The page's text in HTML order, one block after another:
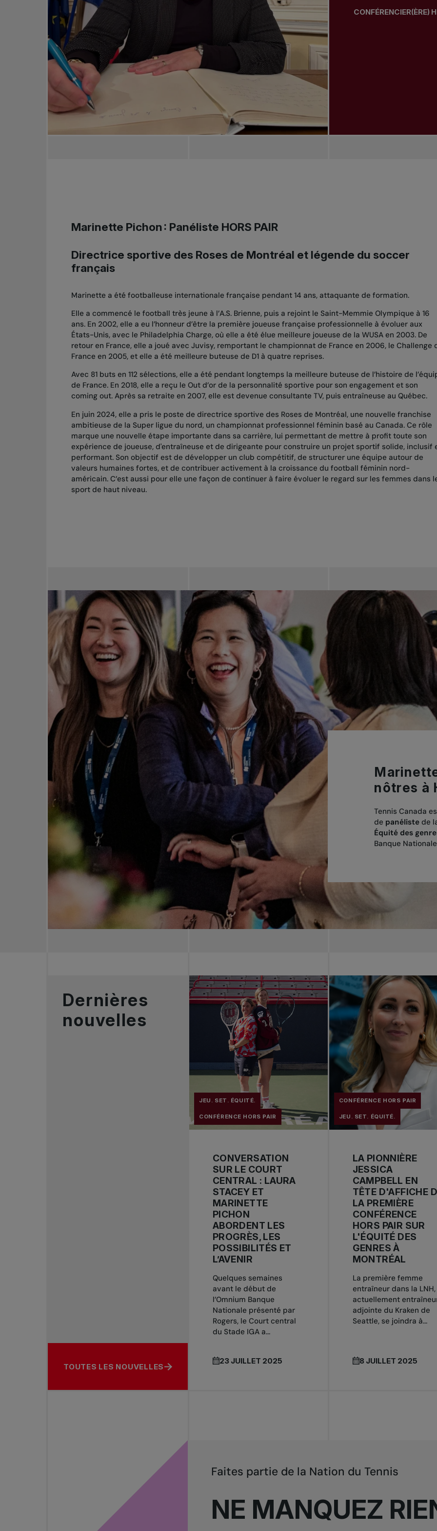
CONFÉRENCIER(ÈRE)
Marinette Pichon: Panéliste HORS PAIR
Directrice sportive des Roses de Montréal et légende du soccer
français
Marinette a été footballeuse internationale française pendant 14 ans, attaquante de formation.
Elle a commencé le football très jeune à l’A.S. Brienne, puis a rejoint le Saint-Memmie Olympique à 16
ans. En 2002, elle a eu l’honneur d’être la première joueuse française professionnelle à évoluer aux
États-Unis, avec le Philadelphia Charge, où elle a été élue meilleure joueuse de laWUSA en 2003. De
retour en France, elle a joué avecJuvisy, remportant le championnat de France en 2006, le Challenge
France en 2005, et elle a été meilleure buteuse de D1 à quatre reprises.
Avec 81 buts en 112 sélections, elle a été pendant longtemps la meilleure buteuse de l’histoire de
de France. En 2018, elle a reçu leOut d’or de la personnalité sportive pour son engagement et son
coming out. Après sa retraite en 2007, elle est devenue consultante TV, puis entraîneuse au Québec.
En juin 2024, elle a pris le poste de directrice sportive des Roses de Montréal, une nouvelle franchise
ambitieuse de la Super ligue du nord, un championnat professionnel féminin basé au Canada. Ce rôle
marque une nouvelle étape importante dans sa carrière, lui permettant de mettre à profit toute son
expérience de joueuse, d'entraîneuse et de dirigeante pour construire un projet sportif solide, inclusif
performant. Son objectif est de développer un club compétitif, de structurer une équipe autour de
valeurs humaines fortes, et de contribuer activement à la croissance du football féminin nord-
américain. C’est aussi pour elle une façon de continuer à faire évoluer le regard sur les femmes dans
sport de haut niveau.
nôtres à
Tennis Canada
de panéliste de
Équité des
Banque
Dernières
nouvelles
TOUTES LES NOUVELLES
JEU. SET. ÉQUITÉ.
CONFÉRENCE HORS PAIR
CONVERSATION
SUR LE COURT
CENTRAL : LAURA
STACEY ET
MARINETTE
PICHON
ABORDENT LES
PROGRÈS, LES
POSSIBILITÉS ET
L’AVENIR
Quelques semaines
avant le début de
l’Omnium Banque
Nationale présenté par
Rogers, le Court central
du Stade IGA a...
23 JUILLET 2025
CONFÉRENCE HORS PAIR
JEU. SET. ÉQUITÉ.
LA PIONNIÈRE
JESSICA
CAMPBELL EN
TÊTE D'AFFICHE
LA PREMIÈRE
CONFÉRENCE
HORS PAIR SUR
L'ÉQUITÉ DES
GENRES À
MONTRÉAL
La première femme
entraîneur dans la LNH,
actuellement
adjointe du Kraken de
Seattle, se joindra à...
8 JUILLET 2025
NE MANQUEZ
Faites partie de la Nation du Tennis